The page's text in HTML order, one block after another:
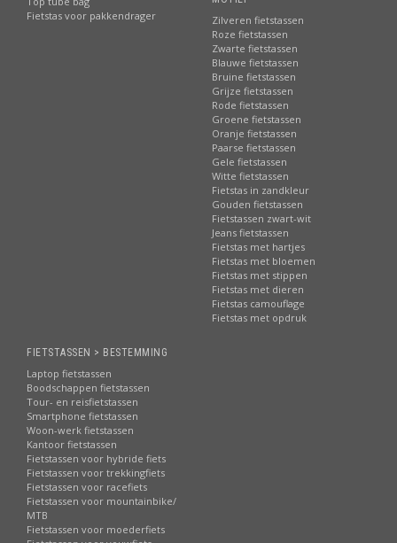
Fietstas voor pakkendrager
Zilveren fietstassen
Roze fietstassen
Zwarte fietstassen
Blauwe fietstassen
Bruine fietstassen
Grijze fietstassen
Rode fietstassen
Groene fietstassen
Oranje fietstassen
Paarse fietstassen
Gele fietstassen
Witte fietstassen
Fietstas in zandkleur
Gouden fietstassen
Fietstassen zwart-wit
Jeans fietstassen
Fietstas met hartjes
Fietstas met bloemen
Fietstas met stippen
Fietstas met dieren
Fietstas camouflage
Fietstas met opdruk
FIETSTASSEN > BESTEMMING
Laptop fietstassen
Boodschappen fietstassen
Tour- en reisfietstassen
Smartphone fietstassen
Woon-werk fietstassen
Kantoor fietstassen
Fietstassen voor hybride fiets
Fietstassen voor trekkingfiets
Fietstassen voor racefiets
Fietstassen voor mountainbike/
MTB
Fietstassen voor moederfiets